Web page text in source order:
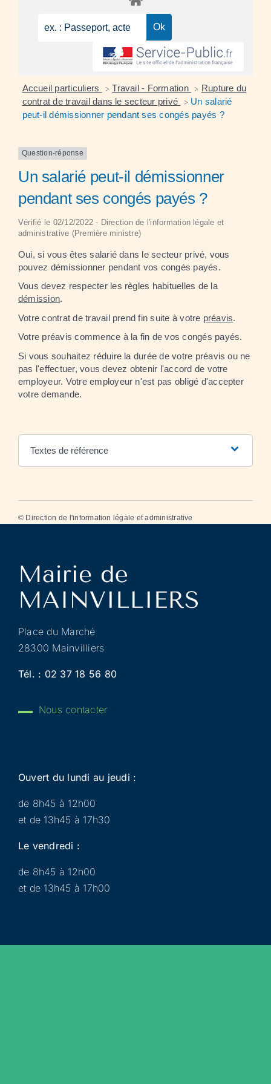
Accueil particuliers > Travail - Formation > Rupture du
contrat de travail dans le secteur privé
> Un salarié
peut-il démissionner pendant ses congés payés ?
Question-réponse
Un salarié peut-il démissionner
pendant ses congés payés ?
Vérifié le 02/12/2022 - Direction de l'information légale et
administrative (Première ministre)
Oui, si vous êtes salarié dans le secteur privé, vous
pouvez démissionner pendant vos congés payés.
Vous devez respecter les règles habituelles de la
démission.
Votre contrat de travail prend fin suite à votre préavis.
Votre préavis commence à la fin de vos congés payés.
Si vous souhaitez réduire la durée de votre préavis ou ne
pas l'effectuer, vous devez obtenir l'accord de votre
employeur. Votre employeur n'est pas obligé d'accepter
votre demande.
Textes de référence
© Direction de l'information légale et administrative
Place du Marché
28300 Mainvilliers
Tél. : 02 37 18 56 80
Nous contacter
Ouvert du lundi au jeudi :
de 8h45 à 12h00
et de 13h45 à 17h30
Le vendredi :
de 8h45 à 12h00
et de 13h45 à 17h00